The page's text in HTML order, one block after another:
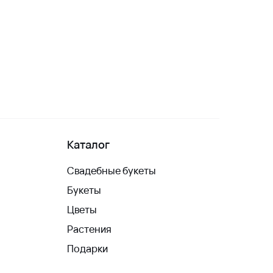
Каталог
Свадебные букеты
Букеты
Цветы
Растения
Подарки